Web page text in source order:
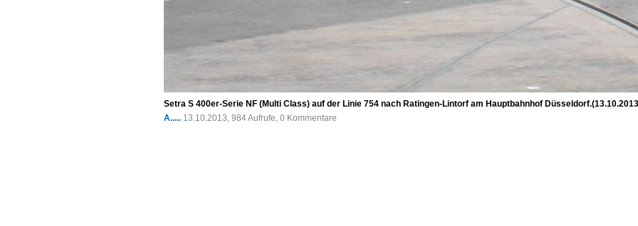
Setra S 400er-Serie NF (Multi Class) auf der Linie 754 nach Ratingen-Lintorf am Hauptbahnhof
A..... 13.10.2013, 984 Aufrufe, 0 Kommentare